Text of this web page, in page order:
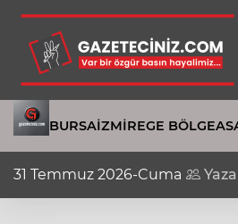
BURSAİZMIREGE BÖLGE
31 Temmuz 2026-Cuma